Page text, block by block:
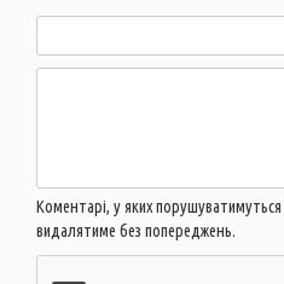
Коментарі, у яких порушуватимуться
видалятиме без попереджень.